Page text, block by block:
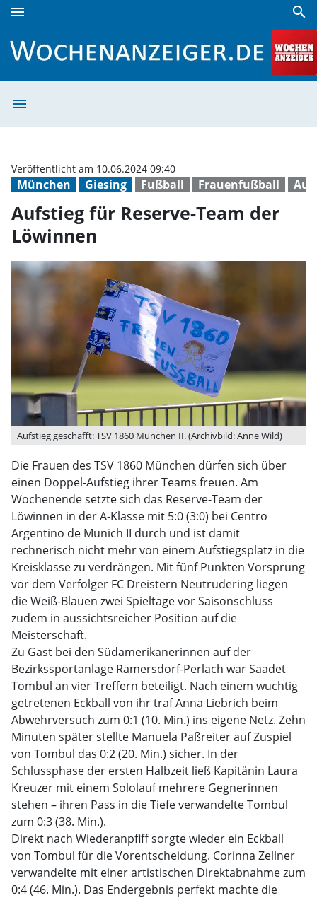
menu search
menu
München Giesing Fußball Frauenfußball
Veröffentlicht am 10.06.2024 09:40
Aufstieg für Reserve-Team der
Löwinnen
Aufstieg geschafft: TSV 1860 München II. (Archivbild: Anne Wild)
Die Frauen des TSV 1860 München dürfen sich über
einen Doppel-Aufstieg ihrer Teams freuen. Am
Wochenende setzte sich das Reserve-Team der
Löwinnen in der A-Klasse mit 5:0 (3:0) bei Centro
Argentino de Munich II durch und ist damit
rechnerisch nicht mehr von einem Aufstiegsplatz in die
Kreisklasse zu verdrängen. Mit fünf Punkten Vorsprung
vor dem Verfolger FC Dreistern Neutrudering liegen
die Weiß-Blauen zwei Spieltage vor Saisonschluss
zudem in aussichtsreicher Position auf die
Meisterschaft.
Zu Gast bei den Südamerikanerinnen auf der
Bezirkssportanlage Ramersdorf-Perlach war Saadet
Tombul an vier Treffern beteiligt. Nach einem wuchtig
getretenen Eckball von ihr traf Anna Liebrich beim
Abwehrversuch zum 0:1 (10. Min.) ins eigene Netz. Zehn
Minuten später stellte Manuela Paßreiter auf Zuspiel
von Tombul das 0:2 (20. Min.) sicher. In der
Schlussphase der ersten Halbzeit ließ Kapitänin Laura
Kreuzer mit einem Sololauf mehrere Gegnerinnen
stehen – ihren Pass in die Tiefe verwandelte Tombul
zum 0:3 (38. Min.).
Direkt nach Wiederanpfiff sorgte wieder ein Eckball
von Tombul für die Vorentscheidung. Corinna Zellner
verwandelte mit einer artistischen Direktabnahme zum
0:4 (46. Min.). Das Endergebnis perfekt machte die